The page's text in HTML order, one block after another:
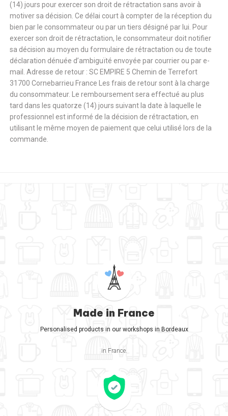
(14) jours pour exercer son droit de rétractation sans avoir à
motiver sa décision. Ce délai court à compter de la réception du
bien par le consommateur ou par un tiers désigné par lui. Pour
exercer son droit de rétractation, le consommateur doit notifier
sa décision au moyen du formulaire de rétractation ou de toute
déclaration dénuée d’ambiguïté envoyée par courrier ou par e-
mail. Adresse de retour : SC EMPIRE 5 Chemin de Terrefort
31700 Cornebarrieu France Les frais de retour sont à la charge
du consommateur. Le remboursement sera effectué au plus
tard dans les quatorze (14) jours suivant la date à laquelle le
professionnel est informé de la décision de rétractation, en
utilisant le même moyen de paiement que celui utilisé lors de la
commande.
Made in France
Personalised products in our workshops in Bordeaux
in France.